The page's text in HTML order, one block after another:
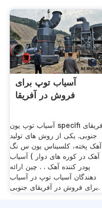
آسیاب توپ برای
فروش در آفریقا
آسیاب توپ یون specifi آفریقای
جنوبی. یکی از روش های تولید
آهک پخته، کلسیناس یون س نگ
آهک در کوره های دوار ) آسیاب
پودر کننده آهک . . چین ارائه
دهندگان آسیاب توپ در آسیاب
برای فروش در آفریقای جنوبی.